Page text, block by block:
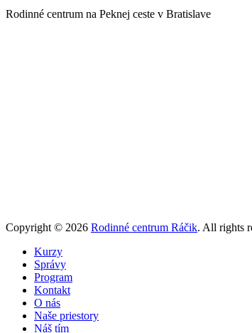
Rodinné centrum na Peknej ceste v Bratislave
Copyright © 2026 Rodinné centrum Ráčik. All rights
Kurzy
Správy
Program
Kontakt
O nás
Naše priestory
Náš tím